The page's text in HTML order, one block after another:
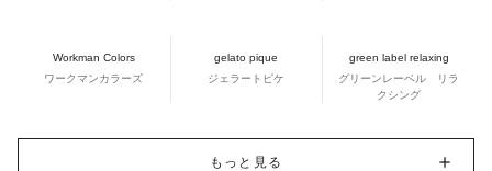
Workman Colors
ワークマンカラーズ
gelato pique
ジェラートピケ
green label relaxing
グリーンレーベル リラ
クシング
もっと見る